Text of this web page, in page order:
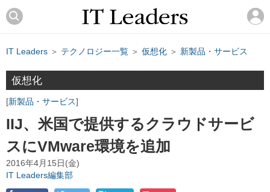
IT Leaders ＞ テクノロジー一覧 ＞ 仮想化 ＞ 新製品・サービス
仮想化
新製品・サービス
IIJ、米国で提供するクラウドサービ
スにVMware環境を追加
2016年4月15日(金)
IT Leaders編集部